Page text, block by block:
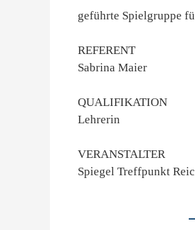
geführte Spielgruppe
REFERENT
Sabrina Maier
QUALIFIKATION
Lehrerin
VERANSTALTER
Spiegel Treffpunkt